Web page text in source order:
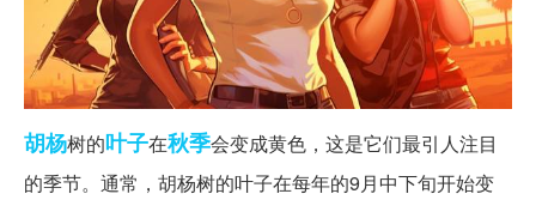
胡杨树的叶子在秋季会变成黄色，这是它们最引人注目
的季节。通常，胡杨树的叶子在每年的9月中下旬开始变